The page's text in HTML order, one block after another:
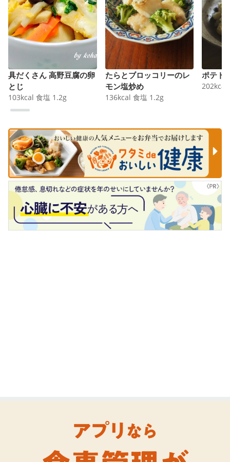
具だくさん 高野豆腐の卵
とじ
103kcal 食塩 1.2g
たらとブロッコリーのレ
モン塩炒め
136kcal 食塩 1.2g
ポテト
202kcal